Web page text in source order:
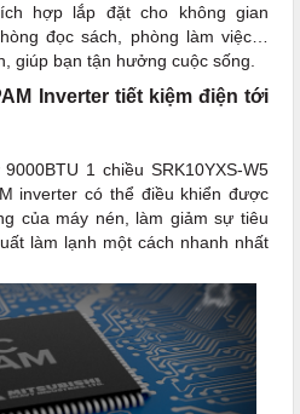
hợp lắp đặt cho không gian
đọc sách, phòng làm việc…
giúp bạn tận hưởng cuộc sống.
Inverter tiết kiệm điện tới
1 chiều SRK10YXS-W5
inverter có thể điều khiển được
của máy nén, làm giảm sự tiêu
làm lạnh một cách nhanh nhất